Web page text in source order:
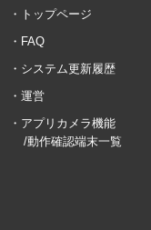
トップページ
FAQ
システム更新履歴
運営
アプリカメラ機能
/動作確認端末一覧